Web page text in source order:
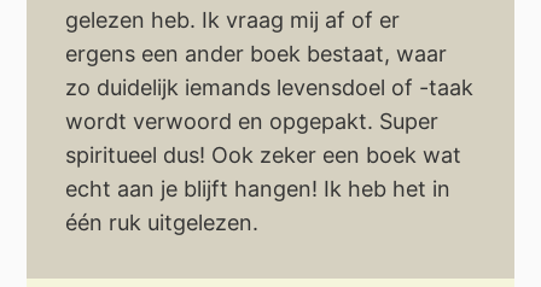
gelezen heb. Ik vraag mij af of er
ergens een ander boek bestaat, waar
zo duidelijk iemands levensdoel of -taak
wordt verwoord en opgepakt. Super
spiritueel dus! Ook zeker een boek wat
echt aan je blijft hangen! Ik heb het in
één ruk uitgelezen.